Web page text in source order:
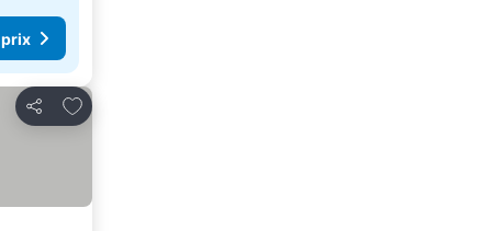
Partager
Ajouter à mes favoris